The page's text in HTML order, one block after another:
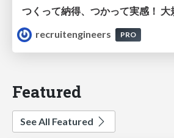
recruitengineers
PRO
Featured
See All Featured